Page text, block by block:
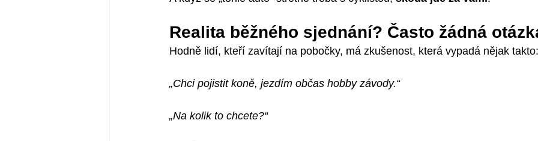
Realita běžného sjednání? Často žádná
Hodně lidí, kteří zavítají na pobočky, má zkušenost, která vypadá nějak takto:
„Chci pojistit koně, jezdím občas hobby závody.“
„Na kolik to chcete?“